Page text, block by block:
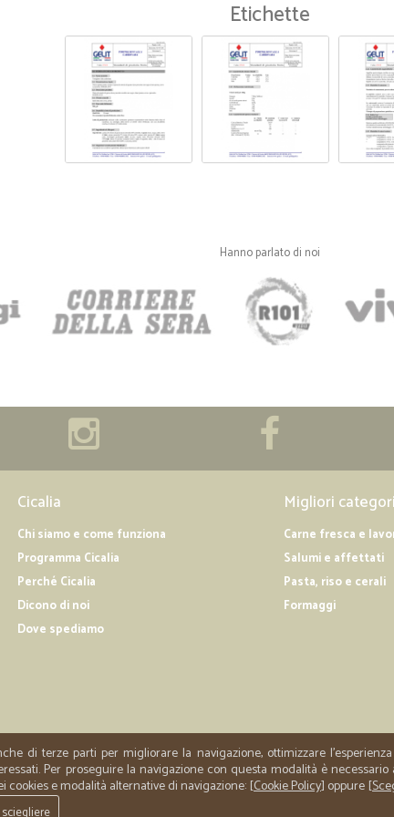
Sono rimasto
Sono rimasto
Ottimo
merce
Etichette
Hanno parlato di noi
Cicalia
Chi siamo e come funziona
Programma Cicalia
Perché Cicalia
Dicono di noi
Dove spediamo
Migliori
Carne fresca e
Salumi e affettati
Pasta, riso e cerali
Formaggi
di terze parti per migliorare la navigazione, ottimizzare
Per proseguire la navigazione con questa modalità è
cookies e modalità alternative di navigazione: [Cookie Policy] oppure [